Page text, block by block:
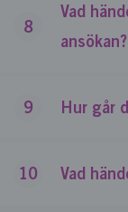
8
Vad
ansökan?
9 Hur går
10 Vad